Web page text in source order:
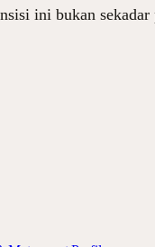
ini bukan